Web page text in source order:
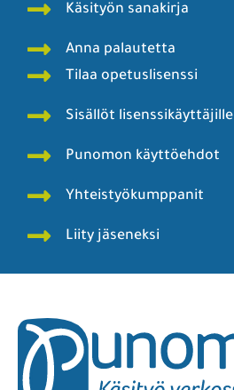
Käsityön sanakirja
Anna palautetta
Tilaa opetuslisenssi
Sisällöt lisenssikäyttäjille
Punomon käyttöehdot
Yhteistyökumppanit
Liity jäseneksi